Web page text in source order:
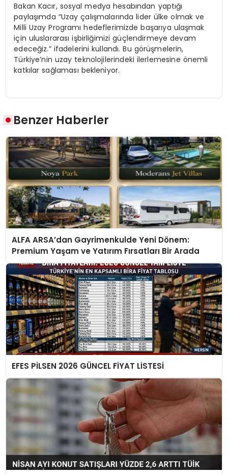
Bakan Kacır, sosyal medya hesabından yaptığı
paylaşımda “Uzay çalışmalarında lider ülke olmak ve
Milli Uzay Programı hedeflerimizde başarıya ulaşmak
için uluslararası işbirliğimizi güçlendirmeye devam
edeceğiz.” ifadelerini kullandı. Bu görüşmelerin,
Türkiye’nin uzay teknolojilerindeki ilerlemesine önemli
katkılar sağlaması bekleniyor.
Benzer Haberler
ALFA ARSA’dan Gayrimenkulde Yeni Dönem:
Premium Yaşam ve Yatırım Fırsatları Bir Arada
EFES PİLSEN 2026 GÜNCEL FİYAT LİSTESİ